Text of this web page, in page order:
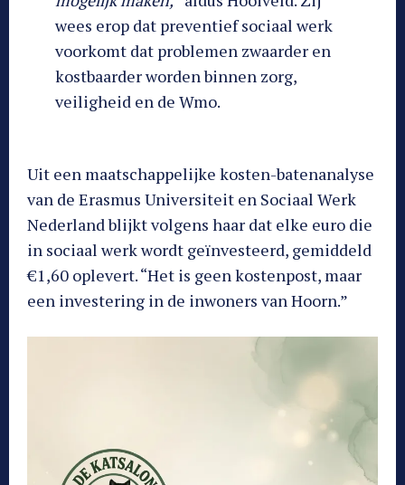
wees erop dat preventief sociaal werk
voorkomt dat problemen zwaarder en
kostbaarder worden binnen zorg,
veiligheid en de Wmo.
Uit een maatschappelijke kosten-batenanalyse
van de Erasmus Universiteit en Sociaal Werk
Nederland blijkt volgens haar dat elke euro die
in sociaal werk wordt geïnvesteerd, gemiddeld
€1,60 oplevert. “Het is geen kostenpost, maar
een investering in de inwoners van Hoorn.”